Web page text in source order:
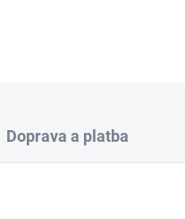
Doprava a platba